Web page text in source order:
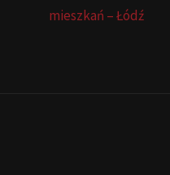
mieszkań – Łódź